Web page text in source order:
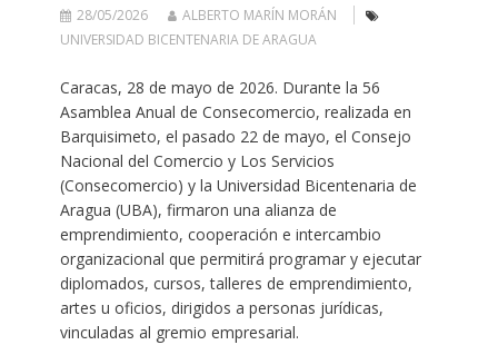
28/05/2026
ALBERTO MARÍN MORÁN
UNIVERSIDAD BICENTENARIA DE ARAGUA
Caracas, 28 de mayo de 2026. Durante la 56
Asamblea Anual de Consecomercio, realizada en
Barquisimeto, el pasado 22 de mayo, el Consejo
Nacional del Comercio y Los Servicios
(Consecomercio) y la Universidad Bicentenaria de
Aragua (UBA), firmaron una alianza de
emprendimiento, cooperación e intercambio
organizacional que permitirá programar y ejecutar
diplomados, cursos, talleres de emprendimiento,
artes u oficios, dirigidos a personas jurídicas,
vinculadas al gremio empresarial.